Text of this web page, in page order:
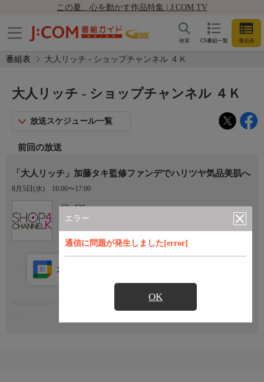
この夏、心を動かす作品特集 | J:COM TV
CS番組一覧 番組表
検索
番組表 大人リッチ - ショップチャンネル ４Ｋ
エラー
通信に問題が発生しました[error]
OK
大人リッチ - ショップチャンネル ４Ｋ
放送スケジュール一覧
前回の放送
「大人リッチ」加藤タキ監修ファンデでハリツヤ気品美肌へ
8月5日(水) 16:00〜17:00
Ch.430
ショップチャンネル ４Ｋ
カレンダー登録